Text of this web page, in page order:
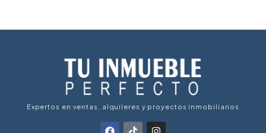
Expertos en ventas, alquileres y proyectos inmobiliarios